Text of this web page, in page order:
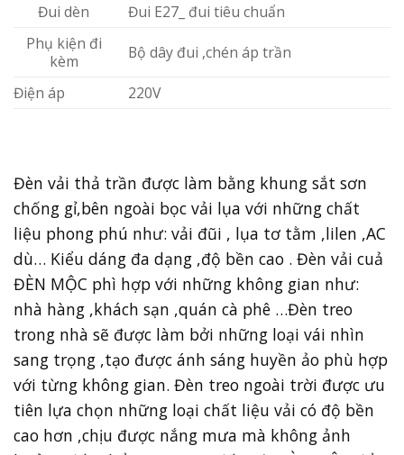
Đui dèn
Đui E27_ đui tiêu chuẩn
Phụ kiện đi
kèm
Bộ dây đui ,chén áp trần
Điện áp 220V
Đèn vải thả trần được làm bằng khung sắt sơn
chống gỉ,bên ngoài bọc vải lụa với những chất
liệu phong phú như: vải đũi , lụa tơ tằm ,lilen ,AC
dù… Kiểu dáng đa dạng ,độ bền cao . Đèn vải cuả
ĐÈN MỘC phì hợp với những không gian như:
nhà hàng ,khách sạn ,quán cà phê …Đèn treo
trong nhà sẽ được làm bởi những loại vái nhìn
sang trọng ,tạo được ánh sáng huyền ảo phù hợp
với từng không gian. Đèn treo ngoài trời được ưu
tiên lựa chọn những loại chất liệu vải có độ bền
cao hơn ,chịu được nắng mưa mà không ảnh